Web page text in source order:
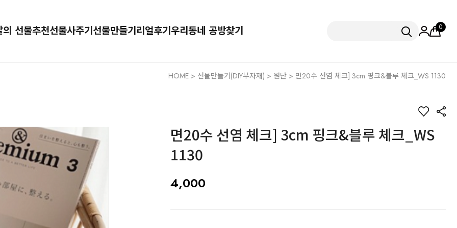
의 선물추천선물사주기 선물만들기 리얼후기 우리동네 공방찾기 0
HOME > 선물만들기(DIY부자재) > 원단 > 면20수 선염 체크] 3cm 핑크&블루 체크_WS 1130
면20수 선염 체크] 3cm 핑크&블루 체크_WS
1130
4,000